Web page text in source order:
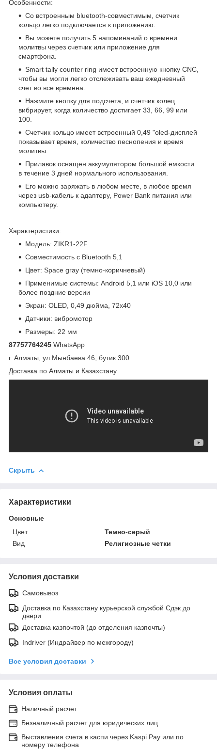
Особенности:
Со встроенным bluetooth-совместимым, счетчик
кольцо легко подключается к приложению.
Вы можете получить 5 напоминаний о времени
молитвы через счетчик или приложение для
смартфона.
Smart tally counter ring имеет встроенную кнопку CNC,
чтобы вы могли легко отслеживать ваш ежедневный
счет во все времена.
Нажмите кнопку для подсчета, и счетчик колец
вибрирует, когда количество достигает 33, 66, 99 или
100.
Счетчик кольцо имеет встроенный 0,49 "oled-дисплей
показывает время, количество песнопения и время
молитвы.
Прилавок оснащен аккумулятором большой емкости
в течение 3 дней нормального использования.
Его можно заряжать в любом месте, в любое время
через usb-кабель к адаптеру, Power Bank питания или
компьютеру.
Характеристики:
Модель: ZIKR1-22F
Совместимость с Bluetooth 5,1
Цвет: Space gray (темно-коричневый)
Применимые системы: Android 5,1 или iOS 10,0 или
более поздние версии
Экран: OLED, 0,49 дюйма, 72x40
Датчики: вибромотор
Размеры: 22 мм
87757764245 WhatsApp
г. Алматы, ул.Мынбаева 46, бутик 300
Доставка по Алматы и Казахстану
Скрыть
Характеристики
Основные
Цвет
Темно-серый
Вид
Религиозные четки
Условия доставки
Самовывоз
Доставка по Казахстану курьерской службой Сдэк до
двери
Доставка казпочтой (до отделения казпочты)
Indriver (Индрайвер по межгороду)
Все условия доставки
Условия оплаты
Наличный расчет
Безналичный расчет для юридических лиц
Выставления счета в каспи через Kaspi Pay или по
номеру телефона